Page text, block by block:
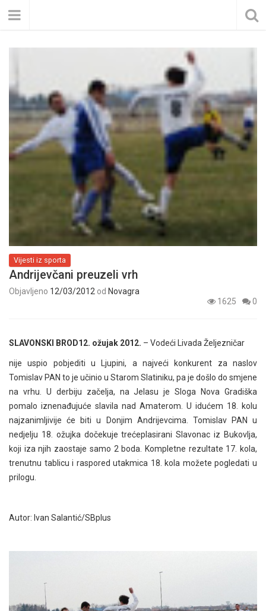
Vijesti iz sporta
Andrijevčani preuzeli vrh
Objavljeno 12/03/2012 od Novagra
1625
0
SLAVONSKI BROD12. ožujak 2012. – Vodeći Livada Željezničar
nije uspio pobjediti u Ljupini, a najveći konkurent za naslov
Tomislav PAN to je učinio u Starom Slatiniku, pa je došlo do smjene
na vrhu. U derbiju začelja, na Jelasu je Sloga Nova Gradiška
pomalo iznenađujuće slavila nad Amaterom. U idućem 18. kolu
najzanimljivije će biti u Donjim Andrijevcima. Tomislav PAN u
nedjelju 18. ožujka dočekuje trećeplasirani Slavonac iz Bukovlja,
koji iza njih zaostaje samo 2 boda. Kompletne rezultate 17. kola,
trenutnu tablicu i raspored utakmica 18. kola možete pogledati u
prilogu.
Autor: Ivan Salantić/SBplus